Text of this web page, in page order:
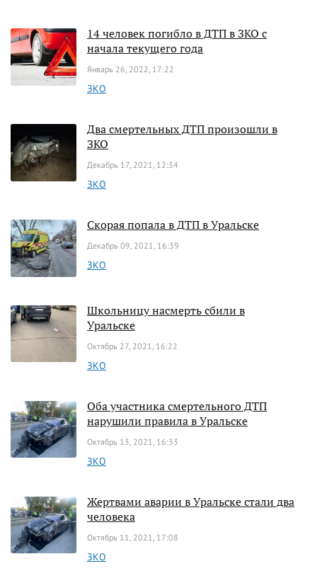
14 человек погибло в ДТП в ЗКО с
начала текущего года
Январь 26, 2022, 17:22
ЗКО
Два смертельных ДТП произошли в
ЗКО
Декабрь 17, 2021, 12:34
ЗКО
Скорая попала в ДТП в Уральске
Декабрь 09, 2021, 16:39
ЗКО
Школьницу насмерть сбили в
Уральске
Октябрь 27, 2021, 16:22
ЗКО
Оба участника смертельного ДТП
нарушили правила в Уральске
Октябрь 13, 2021, 16:33
ЗКО
Жертвами аварии в Уральске стали два
человека
Октябрь 11, 2021, 17:08
ЗКО